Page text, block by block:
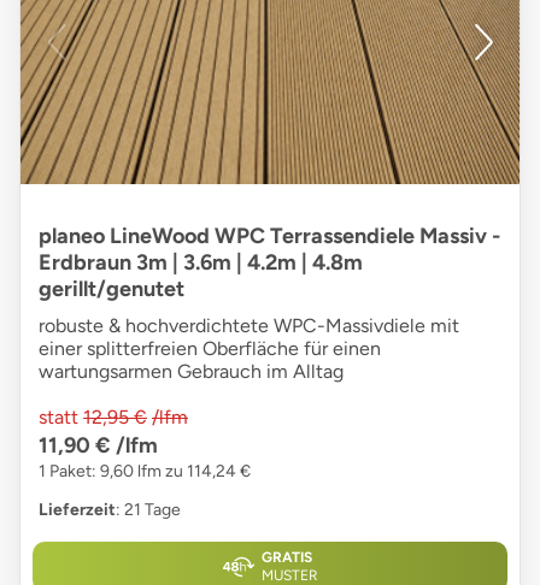
planeo LineWood WPC Terrassendiele Massiv -
Erdbraun 3m | 3.6m | 4.2m | 4.8m
gerillt/genutet
robuste & hochverdichtete WPC-Massivdiele mit
einer splitterfreien Oberfläche für einen
wartungsarmen Gebrauch im Alltag
statt 12,95 € /lfm
11,90 € /lfm
1 Paket: 9,60 lfm zu 114,24 €
Lieferzeit: 21 Tage
GRATIS
MUSTER